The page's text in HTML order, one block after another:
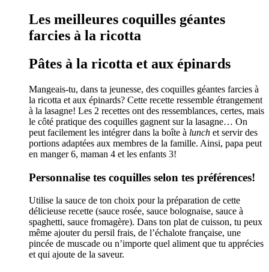
Les meilleures coquilles géantes
farcies à la ricotta
Pâtes à la ricotta et aux épinards
Mangeais-tu, dans ta jeunesse, des coquilles géantes farcies à
la ricotta et aux épinards? Cette recette ressemble étrangement
à la lasagne! Les 2 recettes ont des ressemblances, certes, mais
le côté pratique des coquilles gagnent sur la lasagne… On
peut facilement les intégrer dans la boîte à lunch et servir des
portions adaptées aux membres de la famille. Ainsi, papa peut
en manger 6, maman 4 et les enfants 3!
Personnalise tes coquilles selon tes préférences!
Utilise la sauce de ton choix pour la préparation de cette
délicieuse recette (sauce rosée, sauce bolognaise, sauce à
spaghetti, sauce fromagère). Dans ton plat de cuisson, tu peux
même ajouter du persil frais, de l’échalote française, une
pincée de muscade ou n’importe quel aliment que tu apprécies
et qui ajoute de la saveur.